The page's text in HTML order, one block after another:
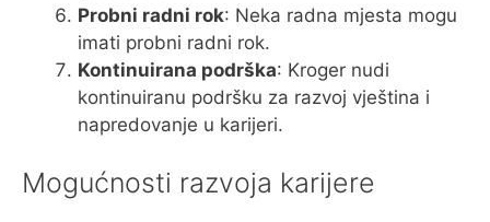
Probni radni rok: Neka radna mjesta mogu
imati probni radni rok.
Kontinuirana podrška: Kroger nudi
kontinuiranu podršku za razvoj vještina i
napredovanje u karijeri.
Mogućnosti razvoja karijere